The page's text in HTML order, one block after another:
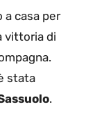
casa per
vittoria di
stata
.